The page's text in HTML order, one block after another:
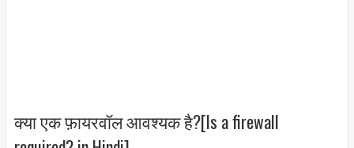
क्या एक फ़ायरवॉल आवश्यक है?[Is a firewall